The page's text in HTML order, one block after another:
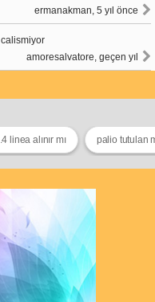
ermanakman, 5 yıl önce
amoresalvatore, geçen yıl
linea alınır mı palio tutulan